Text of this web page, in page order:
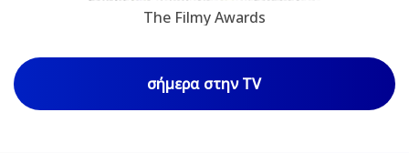
The Filmy Awards
σήμερα στην TV